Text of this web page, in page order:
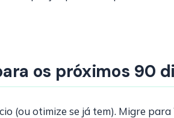
os próximos 90
(ou otimize se já tem). Migre